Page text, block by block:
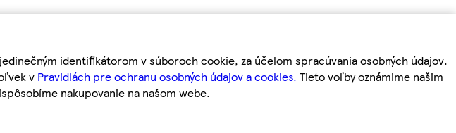
identifikátorom v súboroch cookie, za účelom spracúvania osobných údajov.
v Pravidlách pre ochranu osobných údajov a cookies. Tieto voľby oznámime našim
nakupovanie na našom webe.